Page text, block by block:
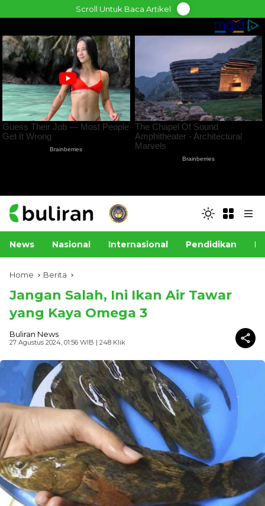
to
Scroll Untuk Baca Artikel
News Nasional Internasional Pendidikan
Home Berita
Jangan Salah, Ini Ikan Air Tawar
yang Kaya Omega 3
Buliran News
27 Agustus 2024, 01:56 WIB | 248 Klik